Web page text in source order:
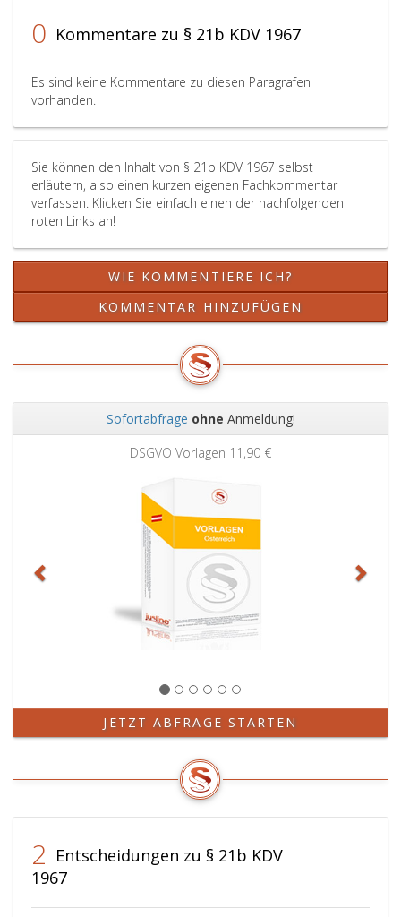
0 Kommentare zu § 21b KDV 1967
Es sind keine Kommentare zu diesen Paragrafen
vorhanden.
Sie können den Inhalt von § 21b KDV 1967 selbst
erläutern, also einen kurzen eigenen Fachkommentar
verfassen. Klicken Sie einfach einen der nachfolgenden
roten Links an!
WIE KOMMENTIERE ICH?
KOMMENTAR HINZUFÜGEN
Sofortabfrage ohne Anmeldung!
Grundbuchauszug
JETZT ABFRAGE STARTEN
2 Entscheidungen zu § 21b KDV
1967